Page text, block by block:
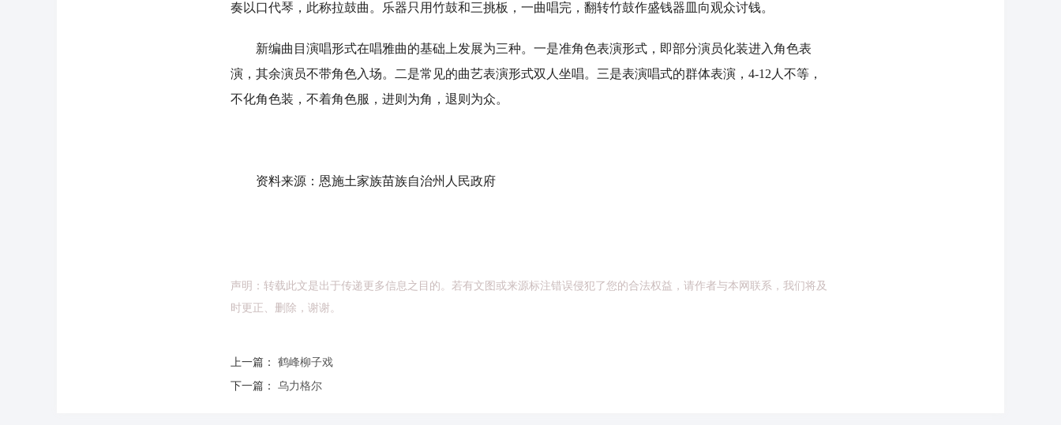
奏以口代琴，此称拉鼓曲。乐器只用竹鼓和三挑板，一曲唱完，翻转竹鼓作盛钱器皿向观众讨钱。
新编曲目演唱形式在唱雅曲的基础上发展为三种。一是准角色表演形式，即部分演员化装进入角色表
演，其余演员不带角色入场。二是常见的曲艺表演形式双人坐唱。三是表演唱式的群体表演，4-12人不等，
不化角色装，不着角色服，进则为角，退则为众。
资料来源：恩施土家族苗族自治州人民政府
声明：转载此文是出于传递更多信息之目的。若有文图或来源标注错误侵犯了您的合法权益，请作者与本网联系，我们将及
时更正、删除，谢谢。
上一篇： 鹤峰柳子戏
下一篇： 乌力格尔